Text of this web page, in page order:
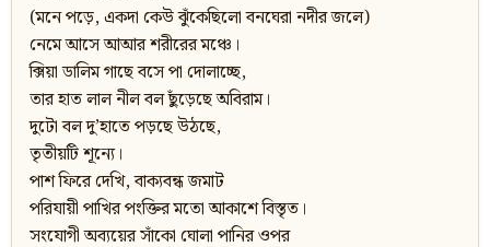
(মনে পড়ে, একদা কেউ ঝুঁকেছিলো বনঘেরা নদীর জলে)
নেমে আসে আআর শরীরের মঞ্চে।
ক্সিয়া ডালিম গাছে বসে পা দোলাচ্ছে,
তার হাত লাল নীল বল ছুঁড়েছে অবিরাম।
দুটো বল দু’হাতে পড়ছে উঠছে,
তৃতীয়টি শূন্যে।
পাশ ফিরে দেখি, বাক্যবন্ধ জমাট
পরিযায়ী পাখির পংক্তির মতো আকাশে বিস্তৃত।
সংযোগী অব্যয়ের সাঁকো ঘোলা পানির ওপর